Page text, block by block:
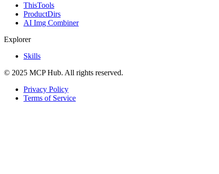
ThisTools
ProductDirs
AI Img Combiner
Explorer
Skills
© 2025 MCP Hub. All rights reserved.
Privacy Policy
Terms of Service